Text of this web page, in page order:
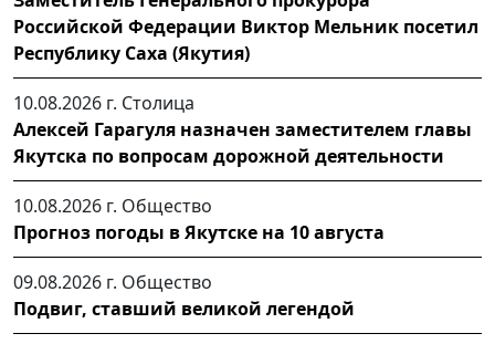
Российской Федерации Виктор Мельник посетил
Республику Саха (Якутия)
10.08.2026 г. Столица
Алексей Гарагуля назначен заместителем главы
Якутска по вопросам дорожной деятельности
10.08.2026 г. Общество
Прогноз погоды в Якутске на 10 августа
09.08.2026 г. Общество
Подвиг, ставший великой легендой